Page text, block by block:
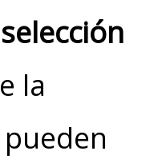
selección
la